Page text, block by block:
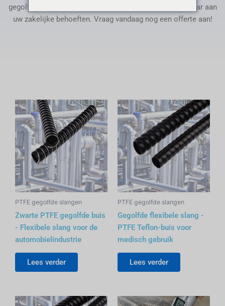
gegolfde slangen, pakkingen en folie. Volledig aanpasbaar aan
uw zakelijke behoeften. Vraag vandaag nog een offerte aan!
PTFE gegolfde slangen
Zwarte PTFE gegolfde buis
- Flexibele slang voor de
automobielindustrie
Lees verder
PTFE gegolfde slangen
Gegolfde flexibele slang -
PTFE Teflon-buis voor
medisch gebruik
Lees verder